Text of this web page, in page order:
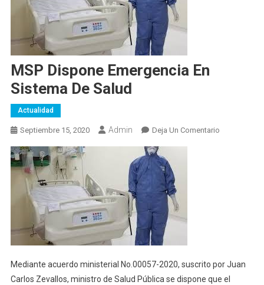
MSP Dispone Emergencia En
Sistema De Salud
Actualidad
Septiembre 15, 2020 Admin Deja Un ComentarioEn
Mediante acuerdo ministerial No.00057-2020, suscrito por Juan
Carlos Zevallos, ministro de Salud Pública se dispone que el